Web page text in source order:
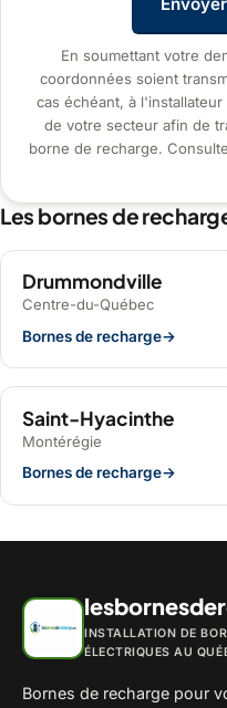
En soumettant votre
coordonnées soient
cas échéant, à
de votre secteur afin de
borne de recharge.
Les bornes de
Drummondville
Centre-du-Québec
Bornes de recharge→
Saint-Hyacinthe
Montérégie
Bornes de recharge→
INSTALLATION DE
ÉLECTRIQUES AU
Bornes de recharge pour